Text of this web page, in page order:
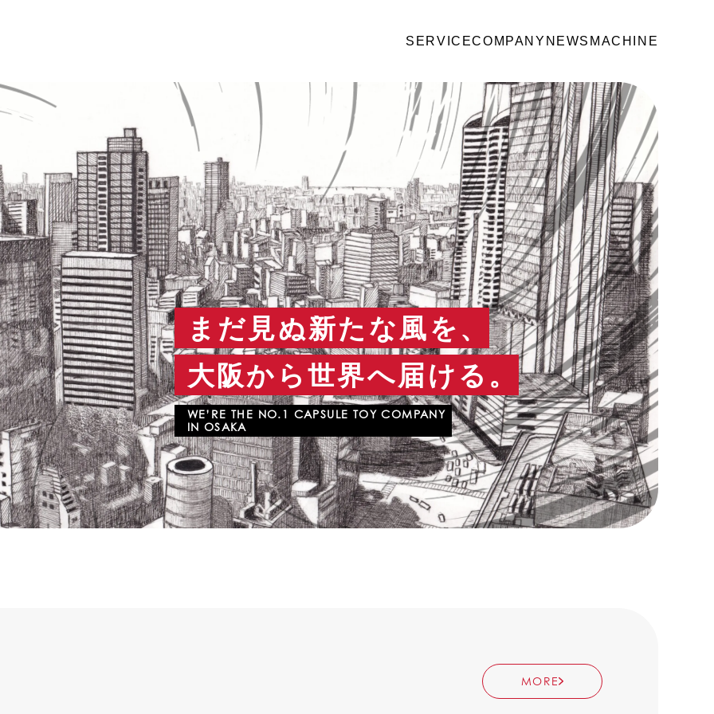
SERVICECOMPANY NEWS MACHINE
まだ見ぬ新たな風を、
大阪から世界へ届ける。
WE’RE THE NO.1 CAPSULE TOY COMPANY
IN OSAKA
MORE